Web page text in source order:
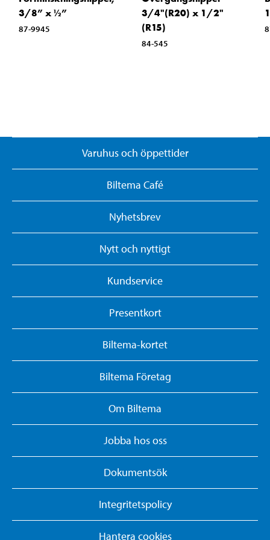
3/8” x ½”
87-9945
3/4"(R20) x 1/2"
(R15)
84-545
Varuhus och öppettider
Biltema Café
Nyhetsbrev
Nytt och nyttigt
Kundservice
Presentkort
Biltema-kortet
Biltema Företag
Om Biltema
Jobba hos oss
Dokumentsök
Integritetspolicy
Hantera cookies